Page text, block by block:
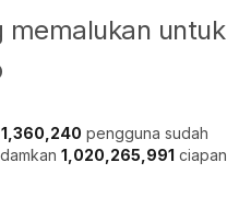
memalukan untuk
1,360,240 pengguna sudah
1,020,265,991 ciapan